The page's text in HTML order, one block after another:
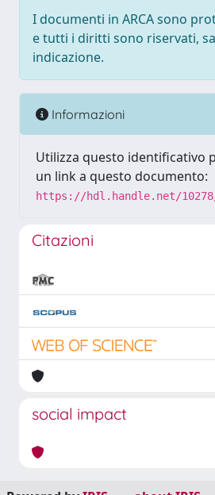
I documenti in ARCA sono
e tutti i diritti sono riservati,
indicazione.
Informazioni
Utilizza questo identificativo
un link a questo documento:
https://hdl.handle.net/
Citazioni
social impact